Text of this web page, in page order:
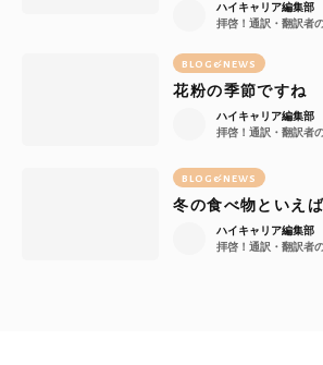
ハイキャリア編集部
拝啓！通訳・翻訳者
BLOG&NEWS
花粉の季節ですね
ハイキャリア編集部
拝啓！通訳・翻訳者
BLOG&NEWS
冬の食べ物といえば
ハイキャリア編集部
拝啓！通訳・翻訳者